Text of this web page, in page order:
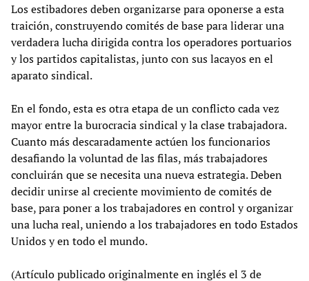
Los estibadores deben organizarse para oponerse a esta
traición, construyendo comités de base para liderar una
verdadera lucha dirigida contra los operadores portuarios
y los partidos capitalistas, junto con sus lacayos en el
aparato sindical.
En el fondo, esta es otra etapa de un conflicto cada vez
mayor entre la burocracia sindical y la clase trabajadora.
Cuanto más descaradamente actúen los funcionarios
desafiando la voluntad de las filas, más trabajadores
concluirán que se necesita una nueva estrategia. Deben
decidir unirse al creciente movimiento de comités de
base, para poner a los trabajadores en control y organizar
una lucha real, uniendo a los trabajadores en todo Estados
Unidos y en todo el mundo.
(Artículo publicado originalmente en inglés el 3 de